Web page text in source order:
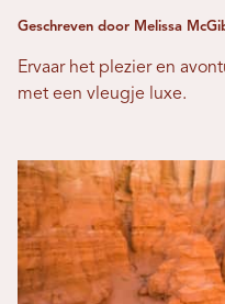
Geschreven door Melissa
Ervaar het plezier en
met een vleugje luxe.